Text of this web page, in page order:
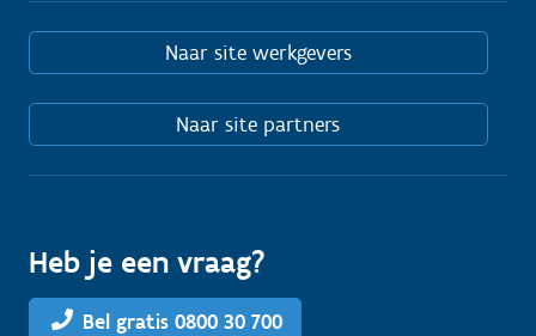
Naar site werkgevers
Naar site partners
Heb je een vraag?
Bel gratis 0800 30 700